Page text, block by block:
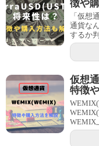
徴や
「仮想
通貨な
するか
仮想
特徴
WEMIX